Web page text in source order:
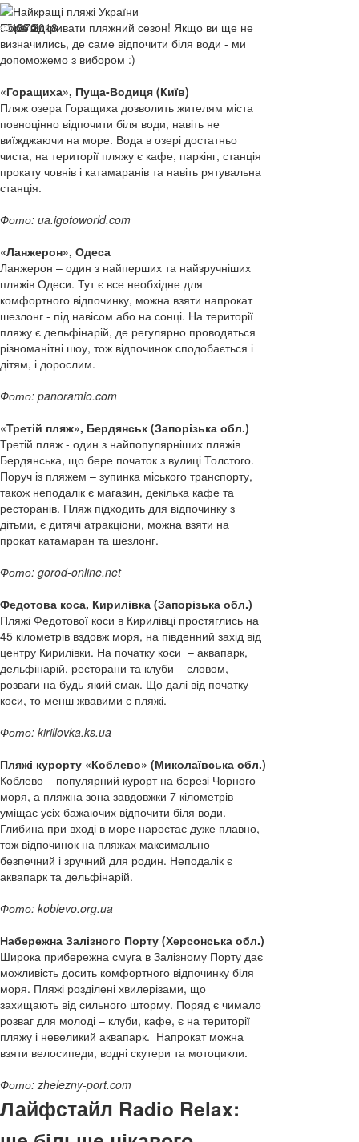
05.06.2018
1370
Пора відкривати пляжний сезон! Якщо ви ще не
визначились, де саме відпочити біля води - ми
допоможемо з вибором :)
«Горащиха», Пуща-Водиця (Київ)
Пляж озера Горащиха дозволить жителям міста
повноцінно відпочити біля води, навіть не
виїжджаючи на море. Вода в озері достатньо
чиста, на території пляжу є кафе, паркінг, станція
прокату човнів і катамаранів та навіть рятувальна
станція.
Фото: ua.igotoworld.com
«Ланжерон», Одеса
Ланжерон – один з найперших та найзручніших
пляжів Одеси. Тут є все необхідне для
комфортного відпочинку, можна взяти напрокат
шезлонг - під навісом або на сонці. На території
пляжу є дельфінарій, де регулярно проводяться
різноманітні шоу, тож відпочинок сподобається і
дітям, і дорослим.
Фото: panoramio.com
«Третій пляж», Бердянськ (Запорізька обл.)
Третій пляж - один з найпопулярніших пляжів
Бердянська, що бере початок з вулиці Толстого.
Поруч із пляжем – зупинка міського транспорту,
також неподалік є магазин, декілька кафе та
ресторанів. Пляж підходить для відпочинку з
дітьми, є дитячі атракціони, можна взяти на
прокат катамаран та шезлонг.
Фото: gorod-online.net
Федотова коса, Кирилівка (Запорізька обл.)
Пляжі Федотової коси в Кирилівці простяглись на
45 кілометрів вздовж моря, на південний захід від
центру Кирилівки. На початку коси – аквапарк,
дельфінарій, ресторани та клуби – словом,
розваги на будь-який смак. Що далі від початку
коси, то менш жвавими є пляжі.
Фото: kirillovka.ks.ua
Пляжі курорту «Коблево» (Миколаївська обл.)
Коблево – популярний курорт на березі Чорного
моря, а пляжна зона завдовжки 7 кілометрів
уміщає усіх бажаючих відпочити біля води.
Глибина при вході в море наростає дуже плавно,
тож відпочинок на пляжах максимально
безпечний і зручний для родин. Неподалік є
аквапарк та дельфінарій.
Фото: koblevo.org.ua
Набережна Залізного Порту (Херсонська обл.)
Широка прибережна смуга в Залізному Порту дає
можливість досить комфортного відпочинку біля
моря. Пляжі розділені хвилерізами, що
захищають від сильного шторму. Поряд є чимало
розваг для молоді – клуби, кафе, є на території
пляжу і невеликий аквапарк. Напрокат можна
взяти велосипеди, водні скутери та мотоцикли.
Фото: zhelezny-port.com
Лайфстайл Radio Relax: